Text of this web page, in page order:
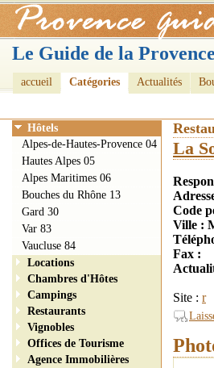
Le Guide de la
accueil Catégories Actualités
La
Code
Ville :
Fax :
Site : r
Hôtels
Alpes-de-Hautes-Provence 04
Hautes Alpes 05
Alpes Maritimes 06
Bouches du Rhône 13
Gard 30
Var 83
Vaucluse 84
Locations
Chambres d'Hôtes
Campings
Restaurants
Vignobles
Offices de Tourisme
Agence Immobilières